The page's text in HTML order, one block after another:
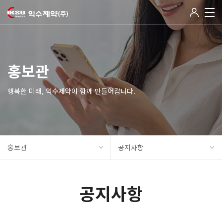
홍보관
행복한 미래, 익수제약이 함께 만들어갑니다.
홍보관 공지사항
공지사항